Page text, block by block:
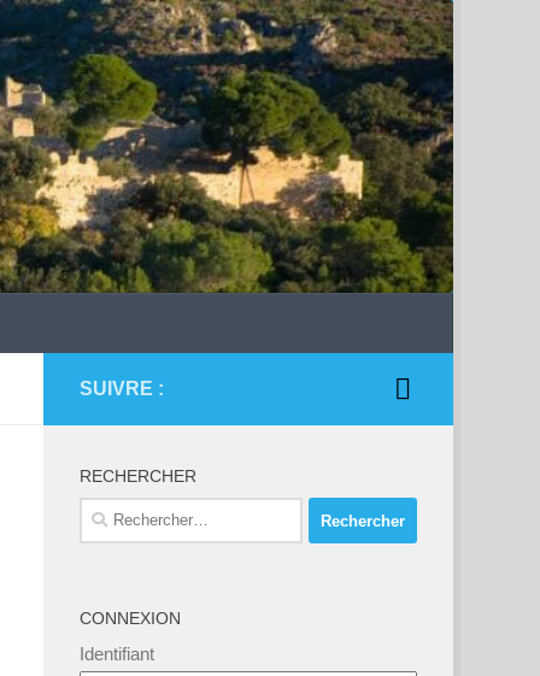
SUIVRE :
RECHERCHER
Rechercher :
CONNEXION
Identifiant